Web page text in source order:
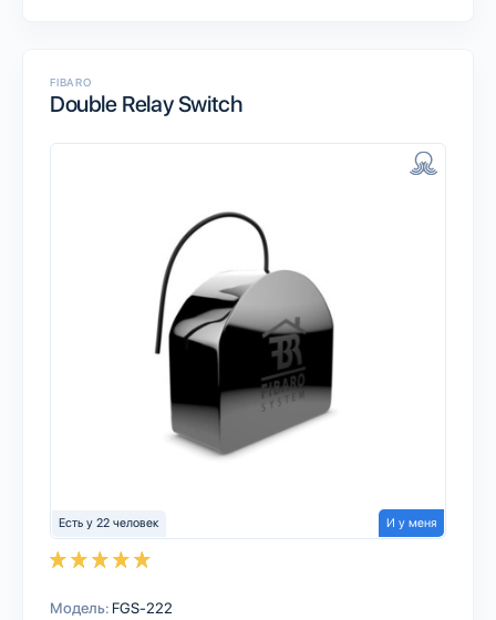
FIBARO
Double Relay Switch
Есть у 22 человек И у меня
Модель: FGS-222